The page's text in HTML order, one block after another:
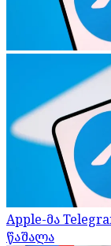
Apple-მა
წაშალა